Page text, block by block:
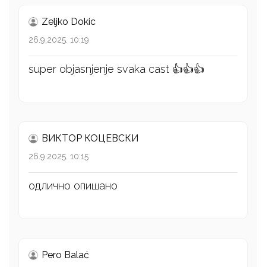
Zeljko Dokic
26.9.2025. 10:19
super objasnjenje svaka cast 👍👍👍
ВИКТОР КОЦЕВСКИ
26.9.2025. 10:15
одлично опишано
Pero Balać